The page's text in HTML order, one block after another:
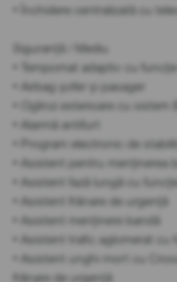
• Închidere centralizată cu
Siguranță / Mediu
• Tempomat adaptiv cu
• Airbag șofer și pasager
• Oglinzi exterioare cu
• Alarmă antifurt
• Program electronic de
• Asistent pentru menținerea
• Asistent fază lungă cu
• Asistent frânare de urgență
• Asistent menținere bandă
• Asistent trafic aglomerat cu
• Asistent unghi mort cu
frânare de urgență